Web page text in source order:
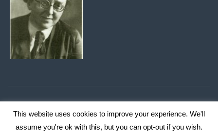
Datenschutzerklärung / © 2019 Anna Essinger Realschule
This website uses cookies to improve your experience. We'll
assume you're ok with this, but you can opt-out if you wish.